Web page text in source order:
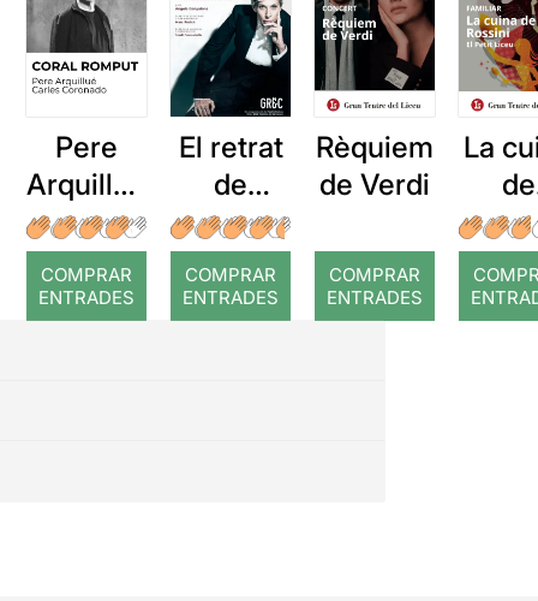
Pere
Arquillué
: Coral
romput
COMPRAR
ENTRADES
El retrat
de
Dorian
Gray
COMPRAR
ENTRADES
Rèquiem
de Verdi
COMPRAR
ENTRADES
La
de